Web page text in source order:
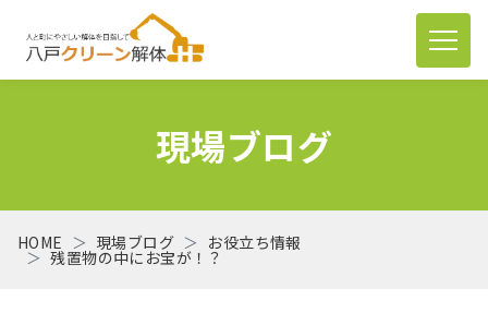
現場ブログ
HOME 現場ブログ お役立ち情報
残置物の中にお宝が！？